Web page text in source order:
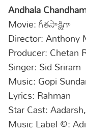
Andhala
Movie: గీతసాక్షిగా
Director: Anthony
Producer: Chetan
Singer: Sid Sriram
Music: Gopi
Lyrics: Rahman
Star Cast:
Music Label ©: